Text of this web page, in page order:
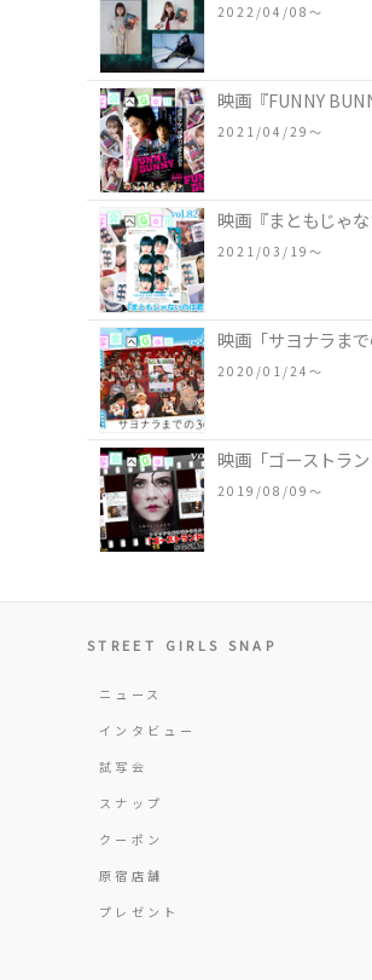
2022/04/08〜
映画『FUNNY
2021/04/29〜
映画『まともじゃ
2021/03/19〜
映画「サヨナラま
2020/01/24〜
映画「ゴーストラ
2019/08/09〜
STREET GIRLS SNAP
ニュース
インタビュー
試写会
スナップ
クーポン
原宿店舗
プレゼント